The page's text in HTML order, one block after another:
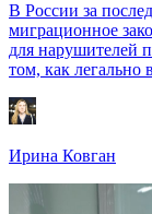
В России за
миграционное
для нарушителей
том, как легально
Ирина Ковган